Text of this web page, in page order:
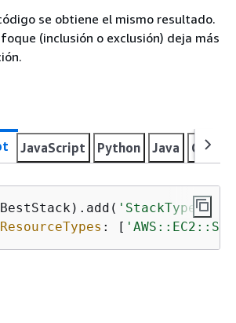
se obtiene el mismo resultado.
(inclusión o exclusión) deja más
JavaScript Python Java C#
'StackType',
: [